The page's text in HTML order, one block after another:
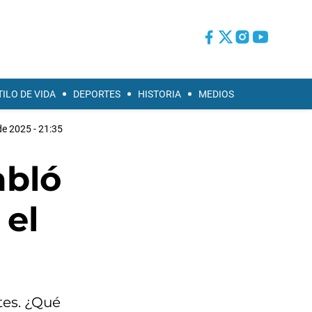
DE VIDA DEPORTES HISTORIA MEDIOS
2025 - 21:35
¿Qué